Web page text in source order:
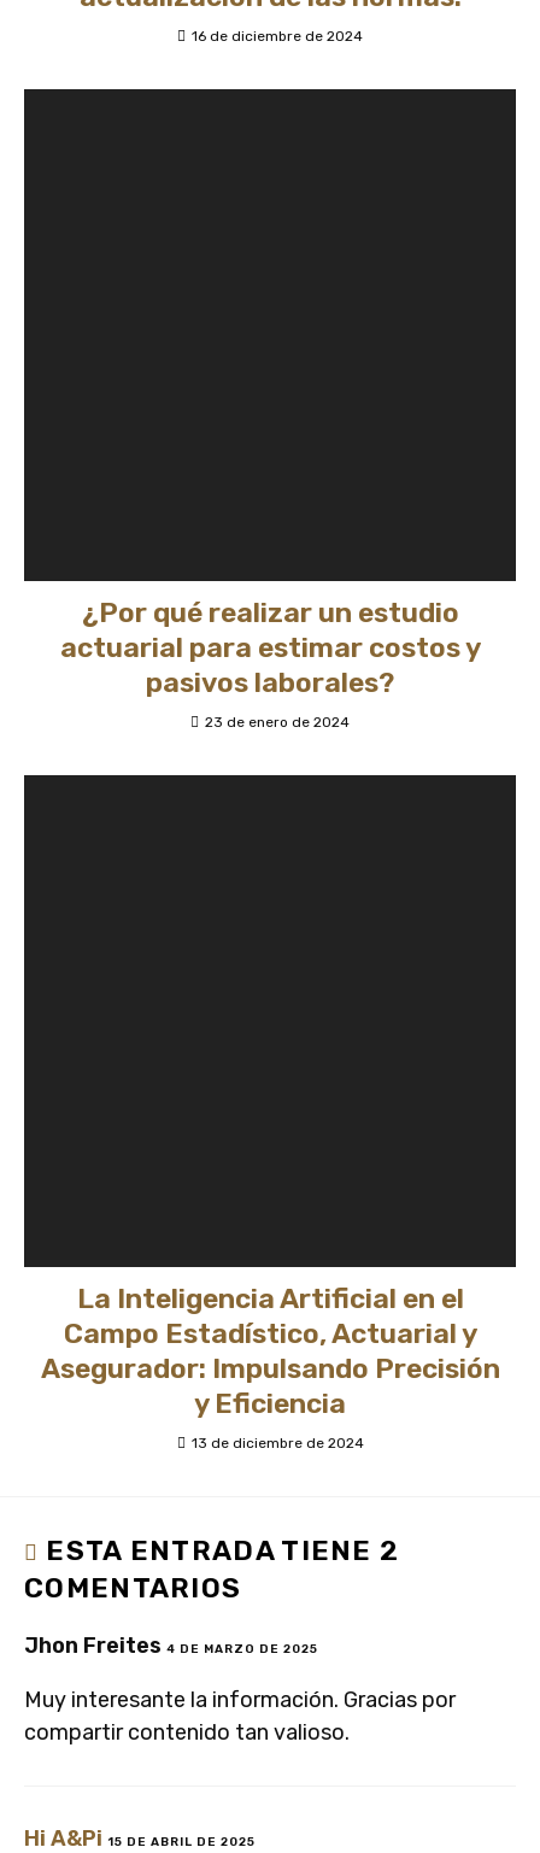
16 de diciembre de 2024
¿Por qué realizar un estudio
actuarial para estimar costos y
pasivos laborales?
23 de enero de 2024
La Inteligencia Artificial en el
Campo Estadístico, Actuarial y
Asegurador: Impulsando Precisión
y Eficiencia
13 de diciembre de 2024
ESTA ENTRADA TIENE 2
COMENTARIOS
Jhon Freites 4 DE MARZO DE 2025
Muy interesante la información. Gracias por
compartir contenido tan valioso.
Hi A&Pi 15 DE ABRIL DE 2025